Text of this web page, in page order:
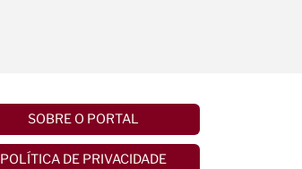
SOBRE O PORTAL
POLÍTICA DE PRIVACIDADE